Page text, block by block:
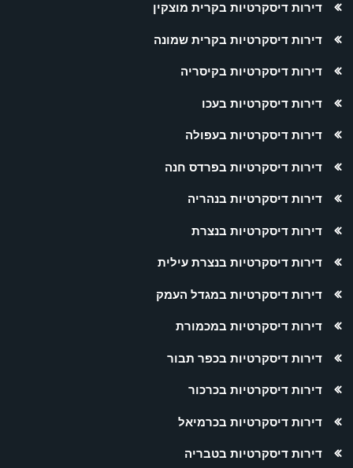
דירות דיסקרטיות בקרית מוצקין
דירות דיסקרטיות בקרית שמונה
דירות דיסקרטיות בקיסריה
דירות דיסקרטיות בעכו
דירות דיסקרטיות בעפולה
דירות דיסקרטיות בפרדס חנה
דירות דיסקרטיות בנהריה
דירות דיסקרטיות בנצרת
דירות דיסקרטיות בנצרת עילית
דירות דיסקרטיות במגדל העמק
דירות דיסקרטיות במכמורת
דירות דיסקרטיות בכפר תבור
דירות דיסקרטיות בכרכור
דירות דיסקרטיות בכרמיאל
דירות דיסקרטיות בטבריה